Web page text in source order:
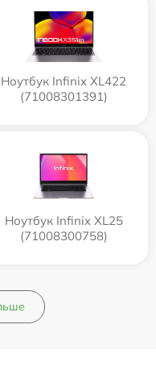
Ноутбук Infinix XL422
(71008301391)
Ноутбук Infinix XL25
(71008300758)